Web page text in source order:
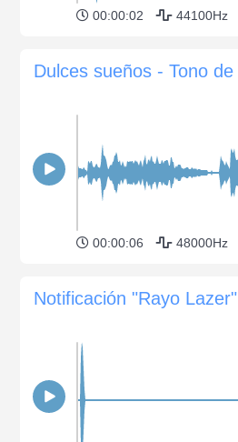
00:00:02 44100Hz
Dulces sueños - Tono
00:00:06 48000Hz
Notificación "Rayo Lazer"